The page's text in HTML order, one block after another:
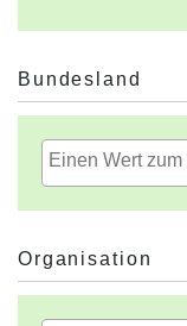
Bundesland
Organisation